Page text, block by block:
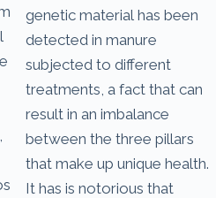
genetic material has been
detected in manure
subjected to different
treatments, a fact that can
result in an imbalance
between the three pillars
that make up unique health.
It has is notorious that